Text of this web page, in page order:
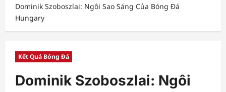
Dominik Szoboszlai: Ngôi Sao Sáng Của Bóng Đá
Hungary
Kết Quả Bóng Đá
Dominik Szoboszlai: Ngôi